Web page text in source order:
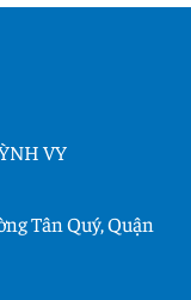
VY
Tân Quý, Quận